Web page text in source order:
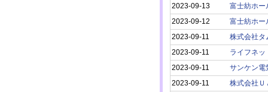
2023-09-13
富士紡ホー
2023-09-12
富士紡ホー
2023-09-11
株式会社タ
2023-09-11
ライフネッ
2023-09-11
サンケン電
2023-09-11
株式会社Ｕ